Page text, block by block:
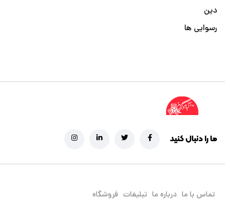
دین
رسوایی ها
ما را دنبال کنید
تماس با ما درباره ما تبلیغات فروشگاه